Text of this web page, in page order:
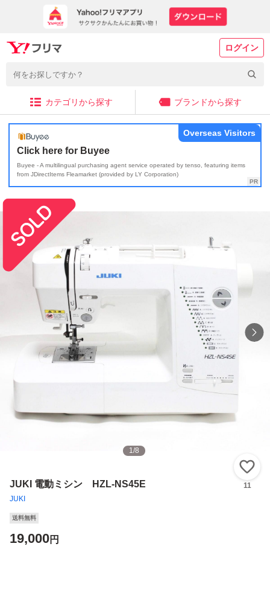
ログイン
カテゴリから探す ブランドから探す
Click here for Buyee
Buyee - A multilingual purchasing agent service operated by tenso, featuring items
from JDirectItems Fleamarket (provided by LY Corporation)
Overseas Visitors
1/8
JUKI 電動ミシン HZL-NS45E
JUKI
11
送料無料
19,000円